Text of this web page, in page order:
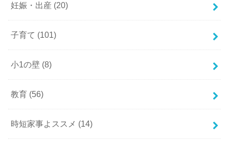
妊娠・出産 (20)
子育て (101)
小1の壁 (8)
教育 (56)
時短家事よススメ (14)